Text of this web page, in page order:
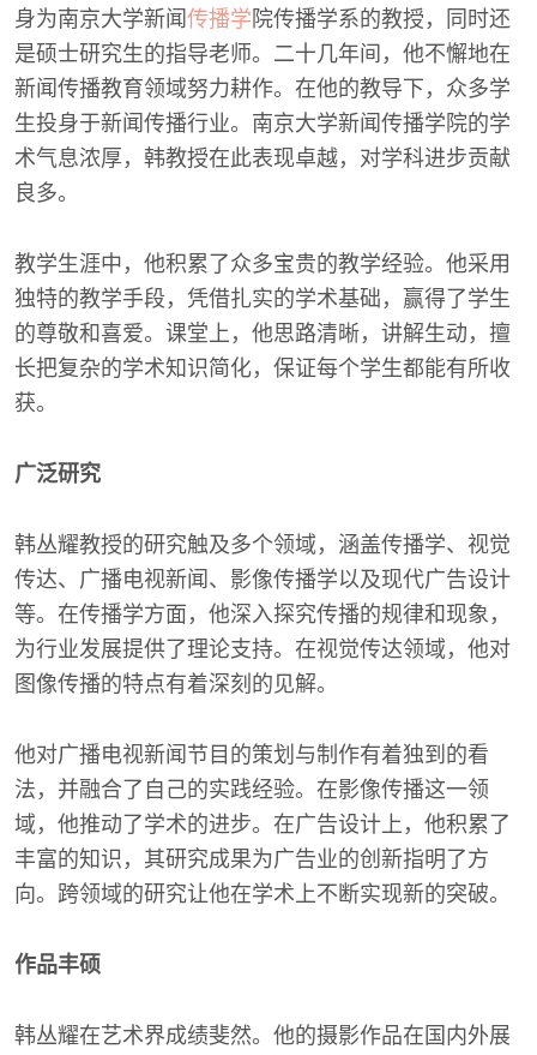
身为南京大学新闻 传播学 院传播学系的教授，同时还
是硕士研究生的指导老师。二十几年间，他不懈地在
新闻传播教育领域努力耕作。在他的教导下，众多学
生投身于新闻传播行业。南京大学新闻传播学院的学
术气息浓厚，韩教授在此表现卓越，对学科进步贡献
良多。
教学生涯中，他积累了众多宝贵的教学经验。他采用
独特的教学手段，凭借扎实的学术基础，赢得了学生
的尊敬和喜爱。课堂上，他思路清晰，讲解生动，擅
长把复杂的学术知识简化，保证每个学生都能有所收
获。
广泛研究
韩丛耀教授的研究触及多个领域，涵盖传播学、视觉
传达、广播电视新闻、影像传播学以及现代广告设计
等。在传播学方面，他深入探究传播的规律和现象，
为行业发展提供了理论支持。在视觉传达领域，他对
图像传播的特点有着深刻的见解。
他对广播电视新闻节目的策划与制作有着独到的看
法，并融合了自己的实践经验。在影像传播这一领
域，他推动了学术的进步。在广告设计上，他积累了
丰富的知识，其研究成果为广告业的创新指明了方
向。跨领域的研究让他在学术上不断实现新的突破。
作品丰硕
韩丛耀在艺术界成绩斐然。他的摄影作品在国内外展